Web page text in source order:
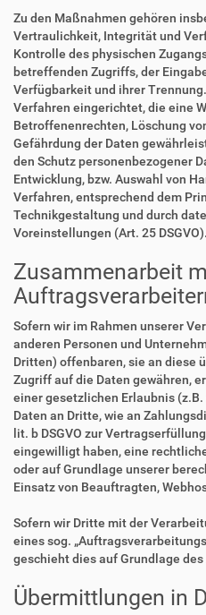
Zu den Maßnahmen gehören
Vertraulichkeit, Integrität und
Kontrolle des physischen
betreffenden Zugriffs, der
Verfügbarkeit und ihrer
Verfahren eingerichtet, die eine
Betroffenenrechten, Löschung
Gefährdung der Daten
den Schutz personenbezogener
Entwicklung, bzw. Auswahl von
Verfahren, entsprechend dem
Technikgestaltung und durch
Voreinstellungen (Art. 25 DSGVO).
Zusammenarbeit
Sofern wir im Rahmen unserer
anderen Personen und
Dritten) offenbaren, sie an diese
Zugriff auf die Daten gewähren,
einer gesetzlichen Erlaubnis
Daten an Dritte, wie an
lit. b DSGVO zur
eingewilligt haben, eine
oder auf Grundlage unserer
Einsatz von Beauftragten,
Sofern wir Dritte mit der
eines sog.
geschieht dies auf Grundlage des
Übermittlungen in